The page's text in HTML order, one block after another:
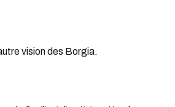
vision des Borgia.